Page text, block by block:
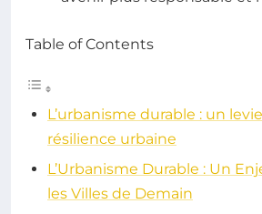
Table of Contents
L’urbanisme durable : un
résilience urbaine
L’Urbanisme Durable : Un
les Villes de Demain